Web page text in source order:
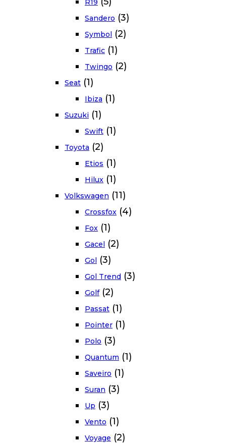
R19
Sandero (3)
Symbol (2)
Trafic (1)
Twingo (2)
Seat (1)
Ibiza (1)
Suzuki (1)
Swift (1)
Toyota (2)
Etios (1)
Hilux (1)
Volkswagen (11)
Crossfox (4)
Fox (1)
Gacel (2)
Gol (3)
Gol Trend (3)
Golf (2)
Passat (1)
Pointer (1)
Polo (3)
Quantum (1)
Saveiro (1)
Suran (3)
Up (3)
Vento (1)
Voyage (2)